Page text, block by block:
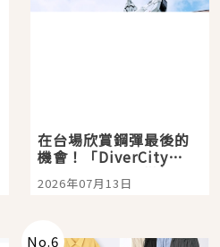
在台場欣賞鋼彈最後的
機會！「DiverCity
Tokyo Plaza」搭船、
購物、美食及夜景，一
2026年07月13日
No.6